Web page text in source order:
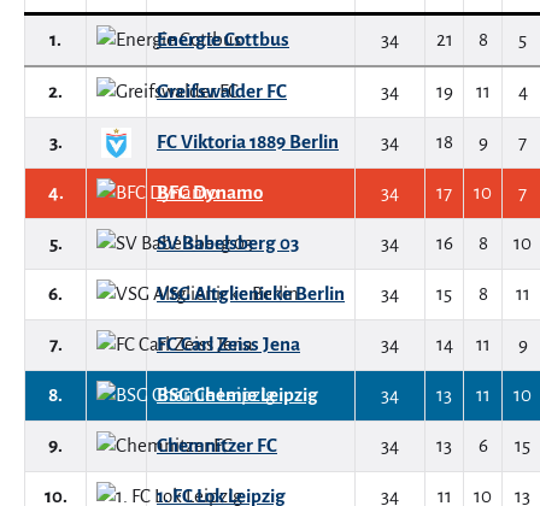
1. Energie Cottbus 34 21 8 5
2. Greifswalder FC 34 19 11 4
3. FC Viktoria 1889 Berlin 34 18 9 7
4. BFC Dynamo 34 17 10 7
5. SV Babelsberg 03 34 16 8 10
6. VSG Altglienicke Berlin 34 15 8 11
7. FC Carl Zeiss Jena 34 14 11 9
8. BSG Chemie Leipzig 34 13 11 10
9. Chemnitzer FC 34 13 6 15
10. 1. FC Lok Leipzig 34 11 10 13